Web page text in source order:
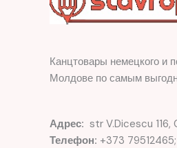
Канцтовары немецкого и
Молдове по самым
Адрес: str V.Dicescu 116,
Телефон: +373